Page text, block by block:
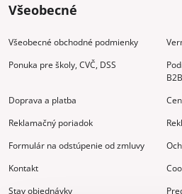
Všeobecné
Všeobecné obchodné podmienky
Ponuka pre školy, CVČ, DSS
B2B
Doprava a platba
Reklamačný poriadok
Formulár na odstúpenie od zmluvy
Kontakt
Stav objednávky